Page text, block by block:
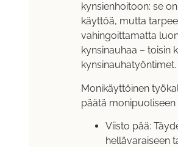
kynsienhoitoon: se
käyttöä, mutta
vahingoittamatta
kynsinauhaa – toisin
kynsinauhatyöntimet.
Monikäyttöinen
päätä
Viisto pää:
hellävaraiseen